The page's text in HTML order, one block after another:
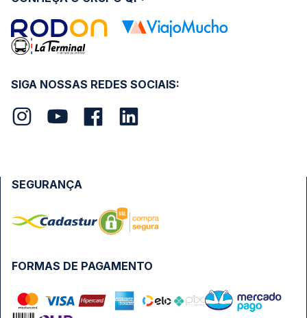
SIGA NOSSAS REDES SOCIAIS:
FORMAS DE PAGAMENTO
SEGURANÇA